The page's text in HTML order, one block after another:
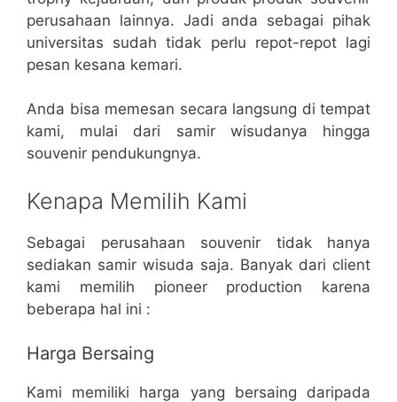
perusahaan lainnya. Jadi anda sebagai pihak
universitas sudah tidak perlu repot-repot lagi
pesan kesana kemari.
Anda bisa memesan secara langsung di tempat
kami, mulai dari samir wisudanya hingga
souvenir pendukungnya.
Kenapa Memilih Kami
Sebagai perusahaan souvenir tidak hanya
sediakan samir wisuda saja. Banyak dari client
kami memilih pioneer production karena
beberapa hal ini :
Harga Bersaing
Kami memiliki harga yang bersaing daripada